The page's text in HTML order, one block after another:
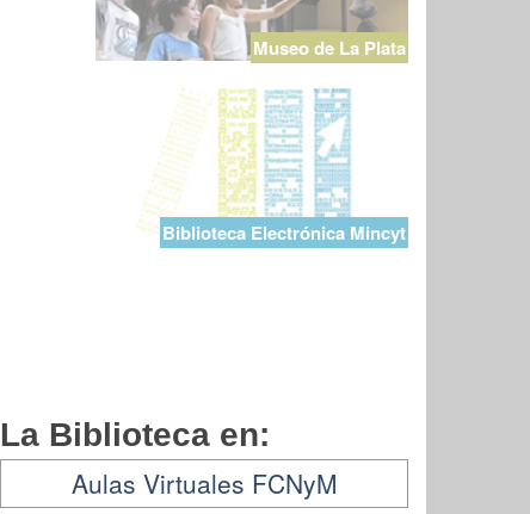
Museo de La Plata
Biblioteca Electrónica Mincyt
La Biblioteca en:
Aulas Virtuales FCNyM